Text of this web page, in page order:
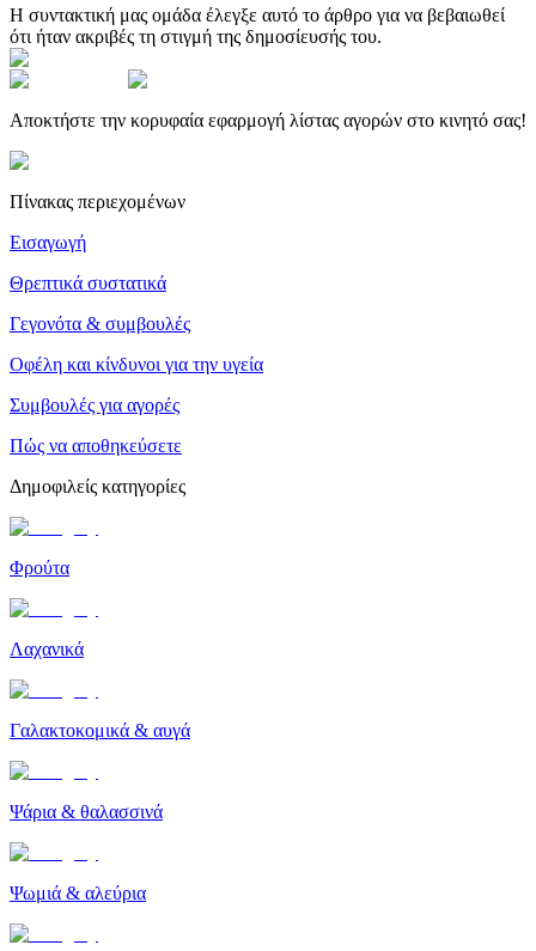
Η συντακτική μας ομάδα έλεγξε αυτό το άρθρο για να βεβαιωθεί
ότι ήταν ακριβές τη στιγμή της δημοσίευσής του.
Αποκτήστε την κορυφαία εφαρμογή λίστας αγορών στο κινητό σας!
Πίνακας περιεχομένων
Εισαγωγή
Θρεπτικά συστατικά
Γεγονότα & συμβουλές
Οφέλη και κίνδυνοι για την υγεία
Συμβουλές για αγορές
Πώς να αποθηκεύσετε
Δημοφιλείς κατηγορίες
Φρούτα
Λαχανικά
Γαλακτοκομικά & αυγά
Ψάρια & θαλασσινά
Ψωμιά & αλεύρια